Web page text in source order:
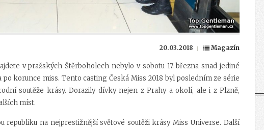
20.03.2018 Magazín
v pražských Štěrboholech nebylo v sobotu 17. března snad jediné
korunce miss. Tento casting Česká Miss 2018 byl posledním ze série
soutěže krásy. Dorazily dívky nejen z Prahy a okolí, ale i z Plzně,
míst.
republiku na nejprestižnější světové soutěži krásy Miss Universe. Další